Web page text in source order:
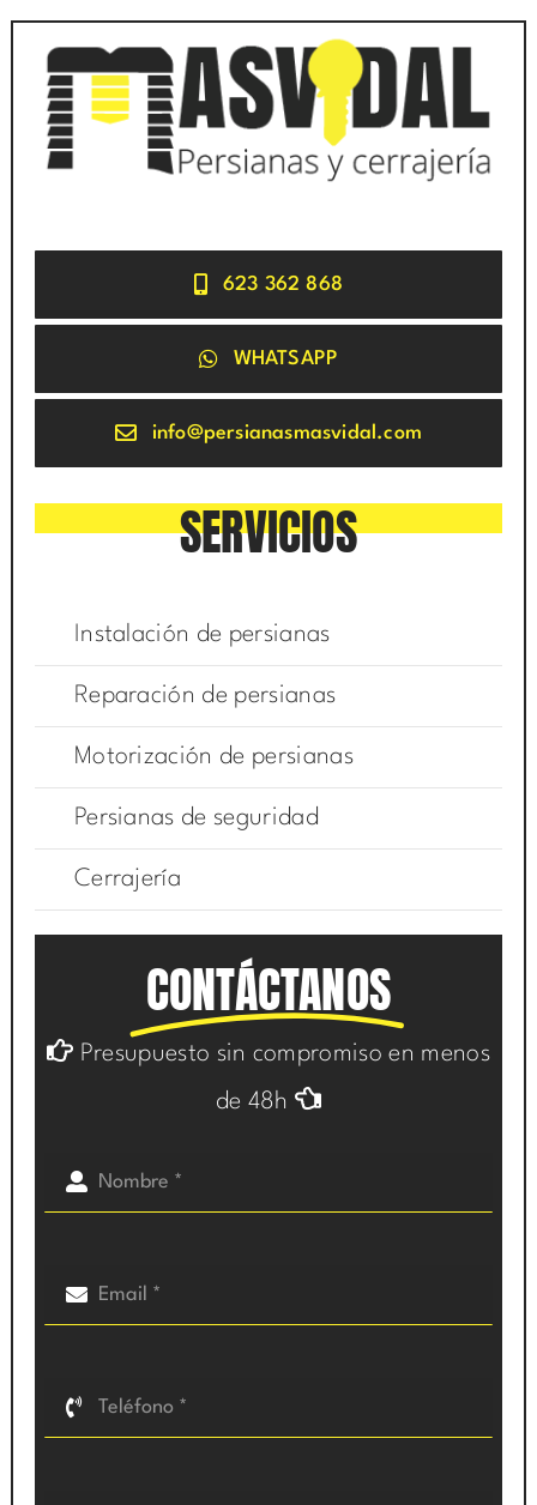
623 362 868
WHATSAPP
info@persianasmasvidal.com
SERVICIOS
Instalación de persianas
Reparación de persianas
Motorización de persianas
Persianas de seguridad
Cerrajería
CONTÁCTANOS
Presupuesto sin compromiso en menos
de 48h